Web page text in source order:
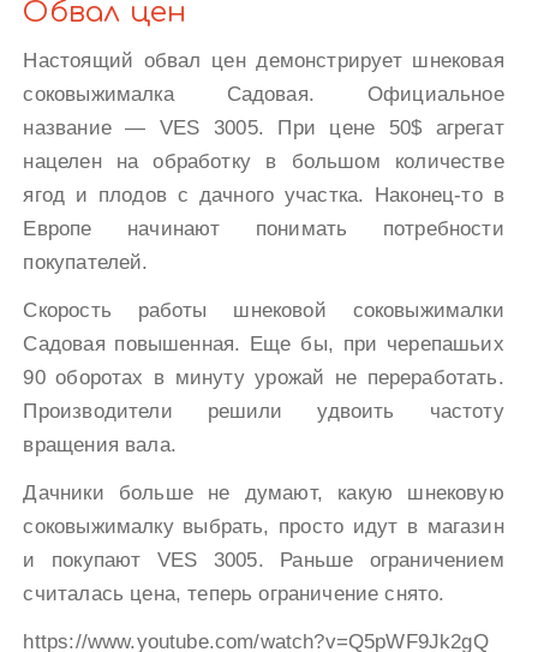
Обвал цен
Настоящий обвал цен демонстрирует шнековая
соковыжималка Садовая. Официальное
название — VES 3005. При цене 50$ агрегат
нацелен на обработку в большом количестве
ягод и плодов с дачного участка. Наконец-то в
Европе начинают понимать потребности
покупателей.
Скорость работы шнековой соковыжималки
Садовая повышенная. Еще бы, при черепашьих
90 оборотах в минуту урожай не переработать.
Производители решили удвоить частоту
вращения вала.
Дачники больше не думают, какую шнековую
соковыжималку выбрать, просто идут в магазин
и покупают VES 3005. Раньше ограничением
считалась цена, теперь ограничение снято.
https://www.youtube.com/watch?v=Q5pWF9Jk2gQ